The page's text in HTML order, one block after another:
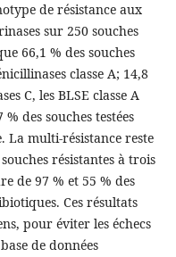
de résistance aux
sur 250 souches
66,1 % des souches
classe A; 14,8
C, les BLSE classe A
des souches testées
La multi-résistance reste
résistantes à trois
de 97 % et 55 % des
Ces résultats
pour éviter les échecs
de données